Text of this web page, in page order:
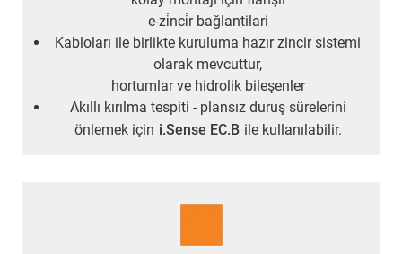
e-zi̇nci̇r bağlantilari
Kabloları ile birlikte kuruluma hazır zincir sistemi
olarak mevcuttur,
hortumlar ve hidrolik bileşenler
Akıllı kırılma tespiti - plansız duruş sürelerini
önlemek için i.Sense EC.B ile kullanılabilir.